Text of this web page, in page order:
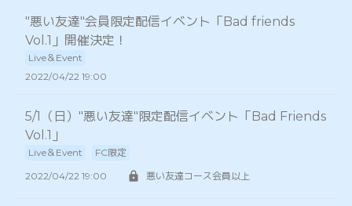
"悪い友達"会員限定配信イベント「Bad friends
Vol.1」開催決定！
Live＆Event
2022/04/22 19:00
5/1（日）"悪い友達"限定配信イベント「Bad Friends
Vol.1」
Live＆Event
FC限定
2022/04/22 19:00
悪い友達コース会員以上